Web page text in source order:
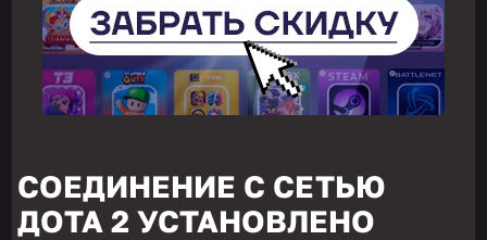
СОЕДИНЕНИЕ С СЕТЬЮ
ДОТА 2 УСТАНОВЛЕНО